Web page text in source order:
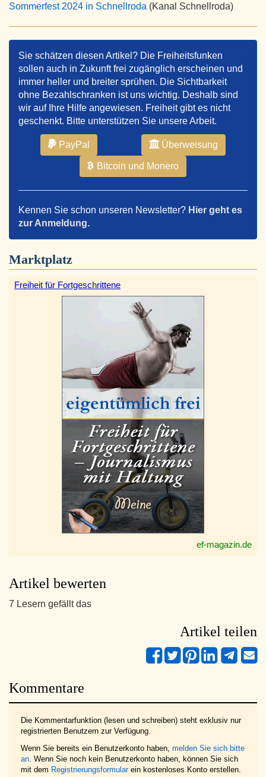
Sommerfest 2024 in Schnellroda (Kanal Schnellroda)
Sie schätzen diesen Artikel? Die Freiheitsfunken
sollen auch in Zukunft frei zugänglich erscheinen und
immer heller und breiter sprühen. Die Sichtbarkeit
ohne Bezahlschranken ist uns wichtig. Deshalb sind
wir auf Ihre Hilfe angewiesen. Freiheit gibt es nicht
geschenkt. Bitte unterstützen Sie unsere Arbeit.
PayPal Überweisung
Bitcoin und Monero
Kennen Sie schon unseren Newsletter? Hier geht es
zur Anmeldung.
Marktplatz
Freiheit für Fortgeschrittene
ef-magazin.de
Artikel bewerten
7 Lesern gefällt das
Artikel teilen
Kommentare
Die Kommentarfunktion (lesen und schreiben) steht exklusiv nur
registrierten Benutzern zur Verfügung.
Wenn Sie bereits ein Benutzerkonto haben, melden Sie sich bitte
an . Wenn Sie noch kein Benutzerkonto haben, können Sie sich
mit dem Registrierungsformularein kostenloses Konto erstellen.